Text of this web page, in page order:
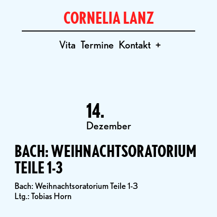
CORNELIA LANZ
Vita Termine Kontakt +
14.
Dezember
BACH: WEIHNACHTSORATORIUM
TEILE 1-3
Bach: Weihnachtsoratorium Teile 1-3
Ltg.: Tobias Horn